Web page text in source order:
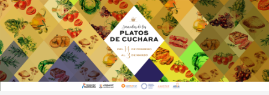
Saltar
al
contenido